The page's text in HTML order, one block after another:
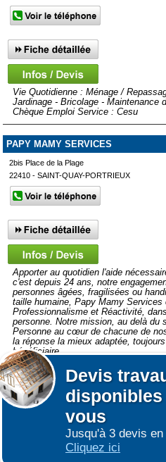
Devis
vous
Jusqu'à 3 devis
Cliquez ici
Vie Quotidienne : Ménage /
Jardinage - Bricolage - Maintenance
Chèque Emploi Service : Cesu
PAPY MAMY SERVICES
2bis Place de la Plage
22410 - SAINT-QUAY-PORTRIEUX
Apporter au quotidien l'aide
c'est depuis 24 ans, notre
personnes âgées, fragilisées ou
taille humaine, Papy Mamy Services
Professionnalisme et Réactivité,
personne. Notre mission, au delà du
Personne au cœur de chacune de
la réponse la mieux adaptée,
bénéficiaire.
Afficher plus de prestataires
Affiner votre
ESPACE GRAND PUBLIC :
Lors de votre visite sur notre site des
déposés sur votre terminal. Ces
fonctionnement du site et les
Nous ne collectons pas vos données
fins publicitaires ni pour
Plus d'infos sur les cookies-Ne plus